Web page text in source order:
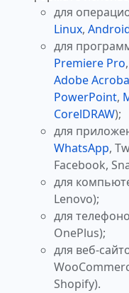
для
Linux,
для
Premiere Pro
Adobe
PowerPoint,
CorelDRAW);
для
WhatsApp,
Facebook,
для
Lenovo);
для
OnePlus);
для веб-
Shopify).